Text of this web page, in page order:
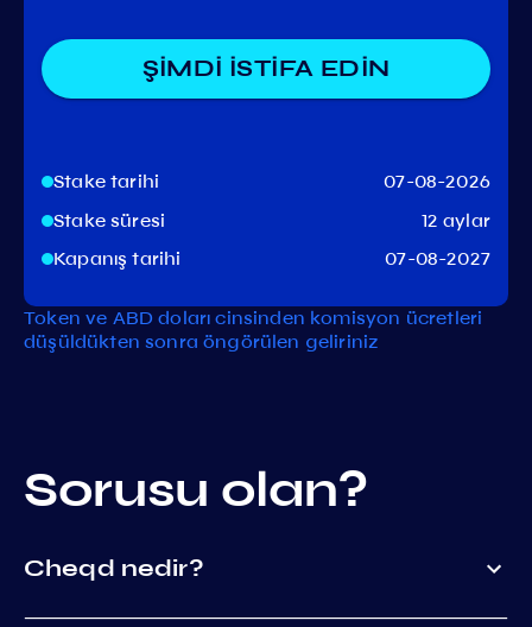
ŞİMDİ İSTİFA EDİN
Stake tarihi
07-08-2026
Stake süresi
12 aylar
Kapanış tarihi
07-08-2027
Token ve ABD doları cinsinden komisyon ücretleri
düşüldükten sonra öngörülen geliriniz
Sorusu olan?
Cheqd nedir?